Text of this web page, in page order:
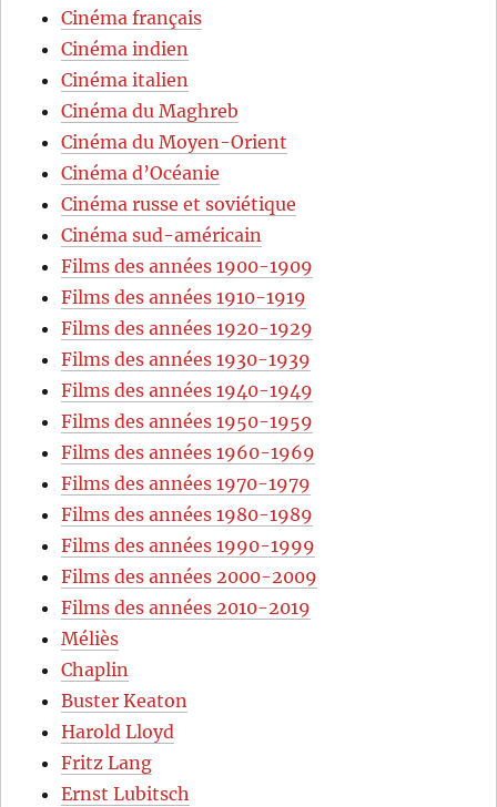
Cinéma français
Cinéma indien
Cinéma italien
Cinéma du Maghreb
Cinéma du Moyen-Orient
Cinéma d’Océanie
Cinéma russe et soviétique
Cinéma sud-américain
Films des années 1900-1909
Films des années 1910-1919
Films des années 1920-1929
Films des années 1930-1939
Films des années 1940-1949
Films des années 1950-1959
Films des années 1960-1969
Films des années 1970-1979
Films des années 1980-1989
Films des années 1990-1999
Films des années 2000-2009
Films des années 2010-2019
Méliès
Chaplin
Buster Keaton
Harold Lloyd
Fritz Lang
Ernst Lubitsch